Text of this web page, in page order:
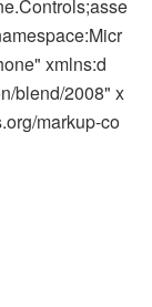
xmlns:d
blend/2008" x
markup-co